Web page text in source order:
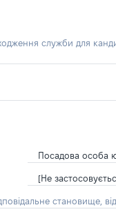
служби для
Посадова особа
[Не
становище,